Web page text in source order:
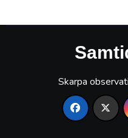
Skarpa